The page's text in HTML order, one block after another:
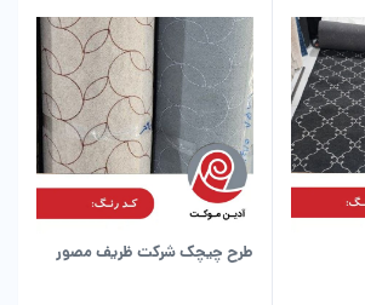
طرح چیچک شرکت ظریف مصور